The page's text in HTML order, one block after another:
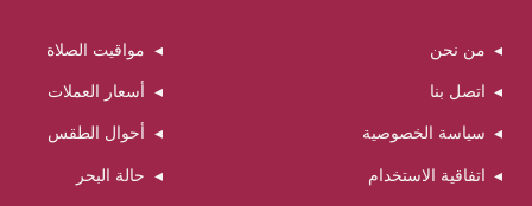
من نحن
اتصل بنا
سياسة الخصوصية
اتفاقية الاستخدام
مواقيت الصلاة
أسعار العملات
أحوال الطقس
حالة البحر